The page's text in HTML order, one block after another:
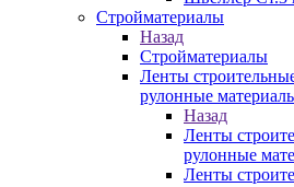
Стройматериалы
Назад
Стройматериалы
Ленты
рулонные
Назад
Ленты
рулонные
Ленты